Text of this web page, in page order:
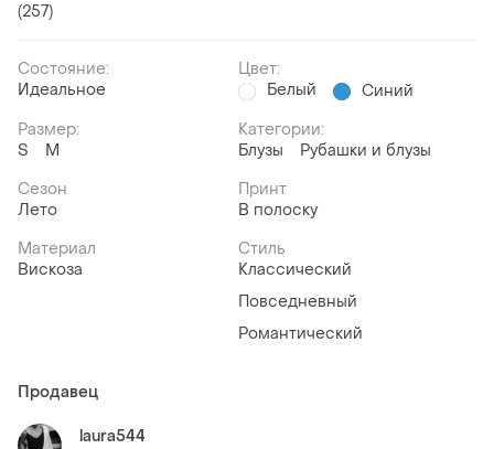
(257)
Состояние:
Идеальное
Цвет:
Белый
Синий
Размер:
S
M
Категории:
Блузы
Рубашки и блузы
Сезон
Лето
Принт
В полоску
Материал
Вискоза
Стиль
Классический
Повседневный
Романтический
Продавец
laura544